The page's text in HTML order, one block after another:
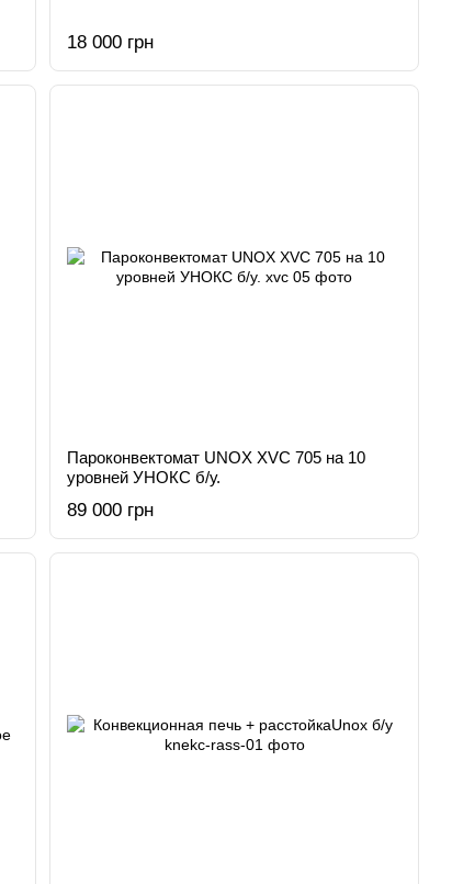
18 000 грн
Пароконвектомат UNOX XVC 705 на 10
уровней УНОКС б/у.
89 000 грн